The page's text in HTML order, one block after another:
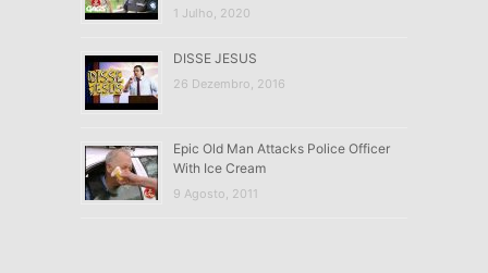
1 Julho, 2020
DISSE JESUS
26 Dezembro, 2016
Epic Old Man Attacks Police Officer
With Ice Cream
9 Agosto, 2011